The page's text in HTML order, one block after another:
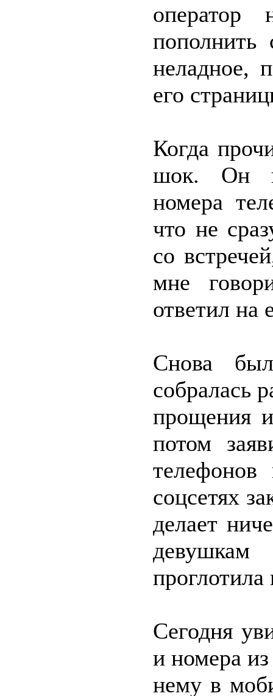
оператор
пополнить
неладное,
его
Когда
шок. Он
номера
что не
со
мне
ответил на
Снова
собралась
прощения
потом
соцсетях
делает
проглотила
Сегодня
и номера из
нему в